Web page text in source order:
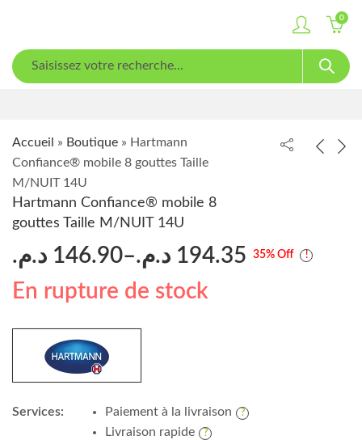
0
Accueil » Boutique » Hartmann
Confiance® mobile 8 gouttes Taille
M/NUIT 14U
Hartmann Confiance® mobile 8
gouttes Taille M/NUIT 14U
146.90 د.م. – 194.35 د.م. 35% Off
En rupture de stock
Services:
Paiement à la livraison
Livraison rapide